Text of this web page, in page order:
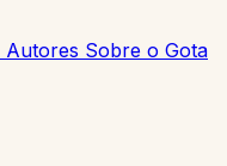
Autores Sobre o Gota